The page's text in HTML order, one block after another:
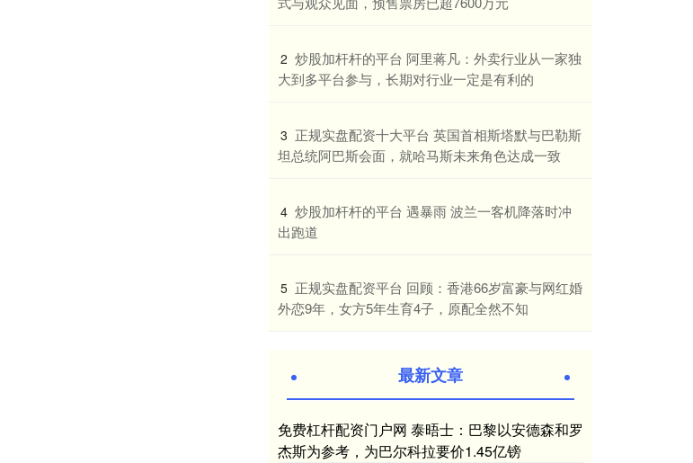
2 ​炒股加杆杆的平台 阿里蒋凡：外卖行业从一家独
大到多平台参与，长期对行业一定是有利的
3 ​正规实盘配资十大平台 英国首相斯塔默与巴勒斯
坦总统阿巴斯会面，就哈马斯未来角色达成一致
4 ​炒股加杆杆的平台 遇暴雨 波兰一客机降落时冲
出跑道
5 ​正规实盘配资平台 回顾：香港66岁富豪与网红婚
外恋9年，女方5年生育4子，原配全然不知
最新文章
免费杠杆配资门户网 泰晤士：巴黎以安德森和罗
杰斯为参考，为巴尔科拉要价1.45亿镑